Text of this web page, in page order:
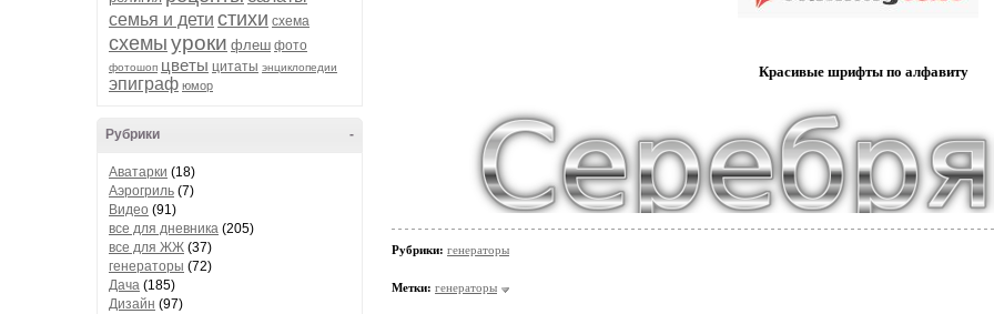
семья и дети стихи схема
схемы уроки флеш фото
фотошоп цветы цитаты энциклопедии
эпиграф юмор
-
Рубрики
Аватарки (18)
Аэрогриль (7)
Видео (91)
все для дневника (205)
все для ЖЖ (37)
генераторы (72)
Дача (185)
Дизайн (97)
Красивые шрифты по алфавиту
Рубрики: генераторы
Метки: генераторы